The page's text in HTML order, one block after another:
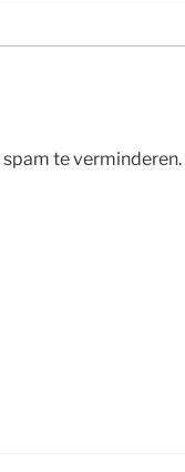
te verminderen.